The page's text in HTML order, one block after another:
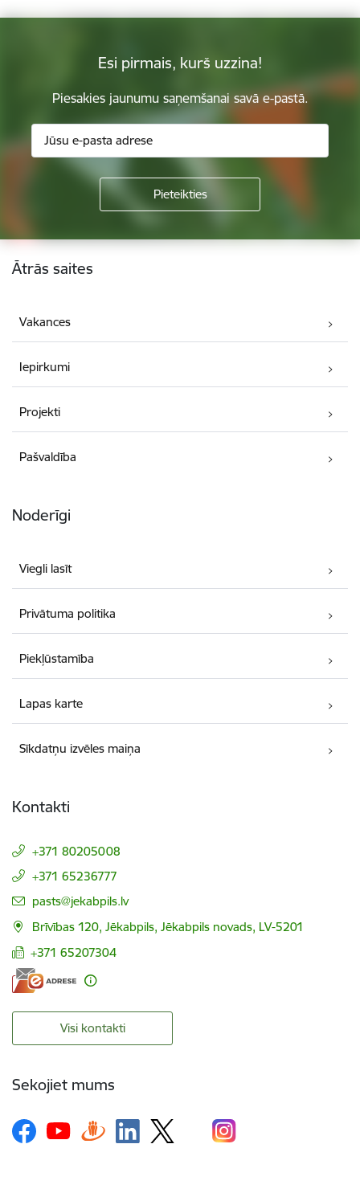
Esi pirmais, kurš uzzina!
Piesakies jaunumu saņemšanai savā e-pastā.
Kājene
Ātrās saites
Vakances
Iepirkumi
Projekti
Pašvaldība
Noderīgi
Viegli lasīt
Privātuma politika
Piekļūstamība
Lapas karte
Sīkdatņu izvēles maiņa
Kontakti
+371 80205008
+371 65236777
E-pasts:
pasts@jekabpils.lv
Brīvības 120, Jēkabpils, Jēkabpils novads, LV-5201
+371 65207304
Visi kontakti
Sekojiet mums